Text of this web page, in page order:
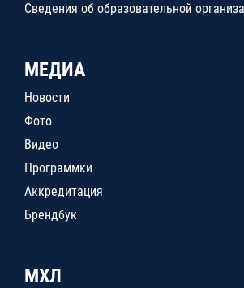
Сведения об образовательной
МЕДИА
Новости
Фото
Видео
Программки
Аккредитация
Брендбук
МХЛ